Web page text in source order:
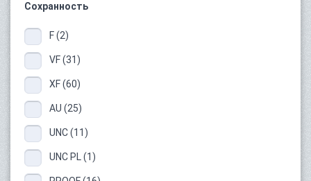
Сохранность
F (2)
VF (31)
XF (60)
AU (25)
UNC (11)
UNC PL (1)